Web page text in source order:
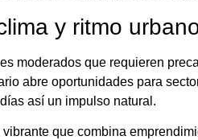
y ritmo
moderados que requieren
abre oportunidades para
así un impulso natural.
que combina